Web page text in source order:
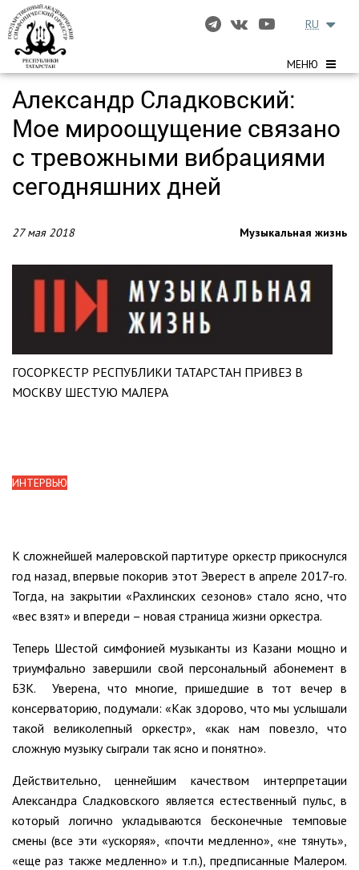
МЕНЮ
RU
Александр Сладковский:
Мое мироощущение связано
с тревожными вибрациями
сегодняшних дней
27 мая 2018 Музыкальная жизнь
ГОСОРКЕСТР РЕСПУБЛИКИ ТАТАРСТАН ПРИВЕЗ В
МОСКВУ ШЕСТУЮ МАЛЕРА
ИНТЕРВЬЮ
К сложнейшей малеровской партитуре оркестр прикоснулся
год назад, впервые покорив этот Эверест в апреле 2017-го.
Тогда, на закрытии «Рахлинских сезонов» стало ясно, что
«вес взят» и впереди – новая страница жизни оркестра.
Теперь Шестой симфонией музыканты из Казани мощно и
триумфально завершили свой персональный абонемент в
БЗК. Уверена, что многие, пришедшие в тот вечер в
консерваторию, подумали: «Как здорово, что мы услышали
такой великолепный оркестр», «как нам повезло, что
сложную музыку сыграли так ясно и понятно».
Действительно, ценнейшим качеством интерпретации
Александра Сладковского является естественный пульс, в
который логично укладываются бесконечные темповые
смены (все эти «ускоряя», «почти медленно», «не тянуть»,
«еще раз также медленно» и т.п.), предписанные Малером.